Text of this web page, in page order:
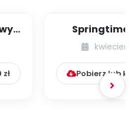
z
zł
Springtime
Zabawy z
angielskim
kwiecień
Pobierz lub